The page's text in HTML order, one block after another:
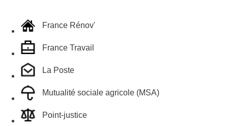
France Rénov'
France Travail
La Poste
Mutualité sociale agricole (MSA)
Point-justice